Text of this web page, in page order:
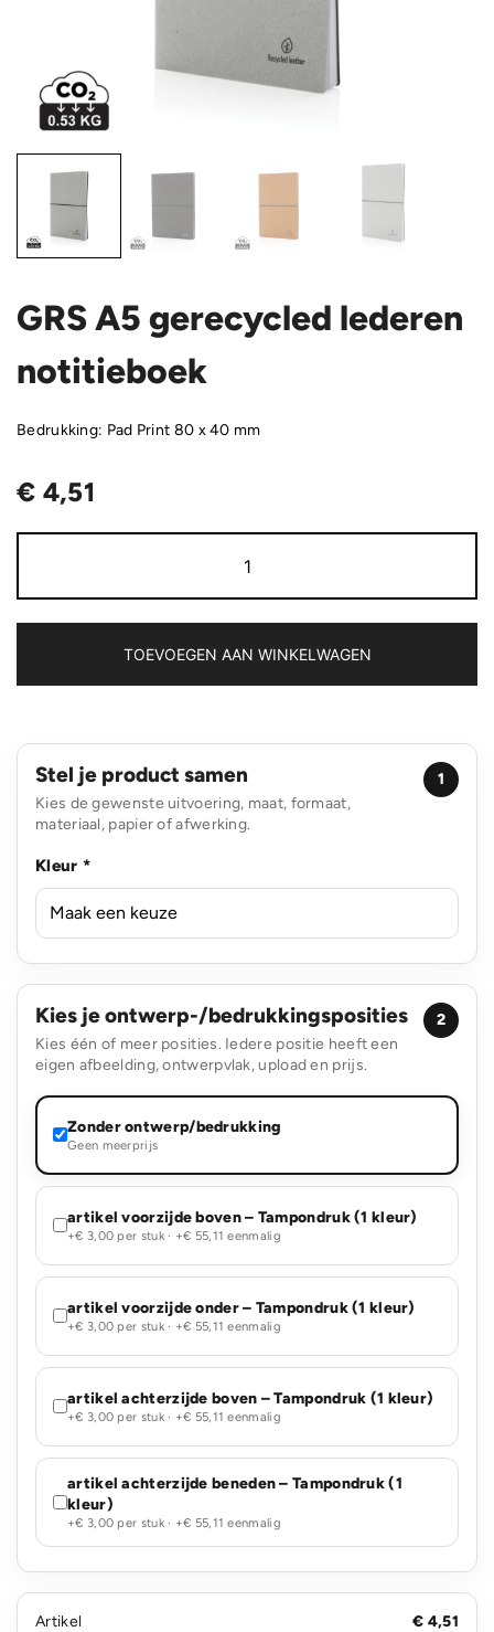
GRS A5 gerecycled lederen
notitieboek
Bedrukking: Pad Print 80 x 40 mm
€ 4,51
A5
notitieboek
aantal
TOEVOEGEN AAN WINKELWAGEN
Stel je product samen
Kies de gewenste uitvoering, maat, formaat,
materiaal, papier of afwerking.
1
Kleur *
Kies je ontwerp-/bedrukkingsposities
Kies één of meer posities. Iedere positie heeft een
eigen afbeelding, ontwerpvlak, upload en prijs.
2
Zonder ontwerp/bedrukking
Geen meerprijs
artikel voorzijde boven – Tampondruk (1 kleur)
+€ 3,00 per stuk · +€ 55,11 eenmalig
artikel voorzijde onder – Tampondruk (1 kleur)
+€ 3,00 per stuk · +€ 55,11 eenmalig
artikel achterzijde boven – Tampondruk (1 kleur)
+€ 3,00 per stuk · +€ 55,11 eenmalig
artikel achterzijde beneden – Tampondruk (1
kleur)
+€ 3,00 per stuk · +€ 55,11 eenmalig
Artikel
€ 4,51